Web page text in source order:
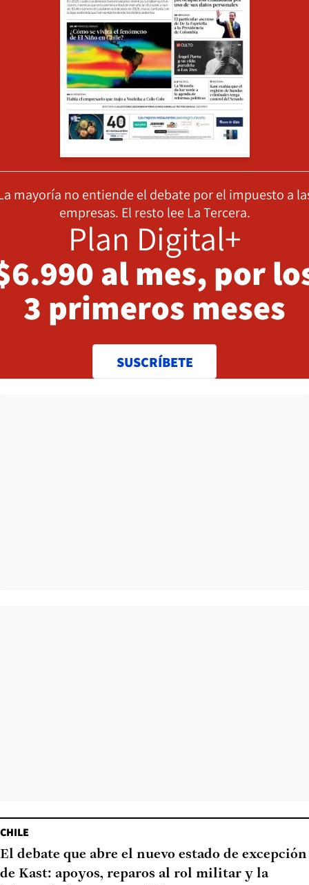
mayoría no entiende el debate por el impuesto a
empresas. El resto lee La Tercera.
Plan Digital+
al mes, por
3 primeros meses
SUSCRÍBETE
CHILE
El debate que abre el nuevo estado de excepción
de Kast: apoyos, reparos al rol militar y la